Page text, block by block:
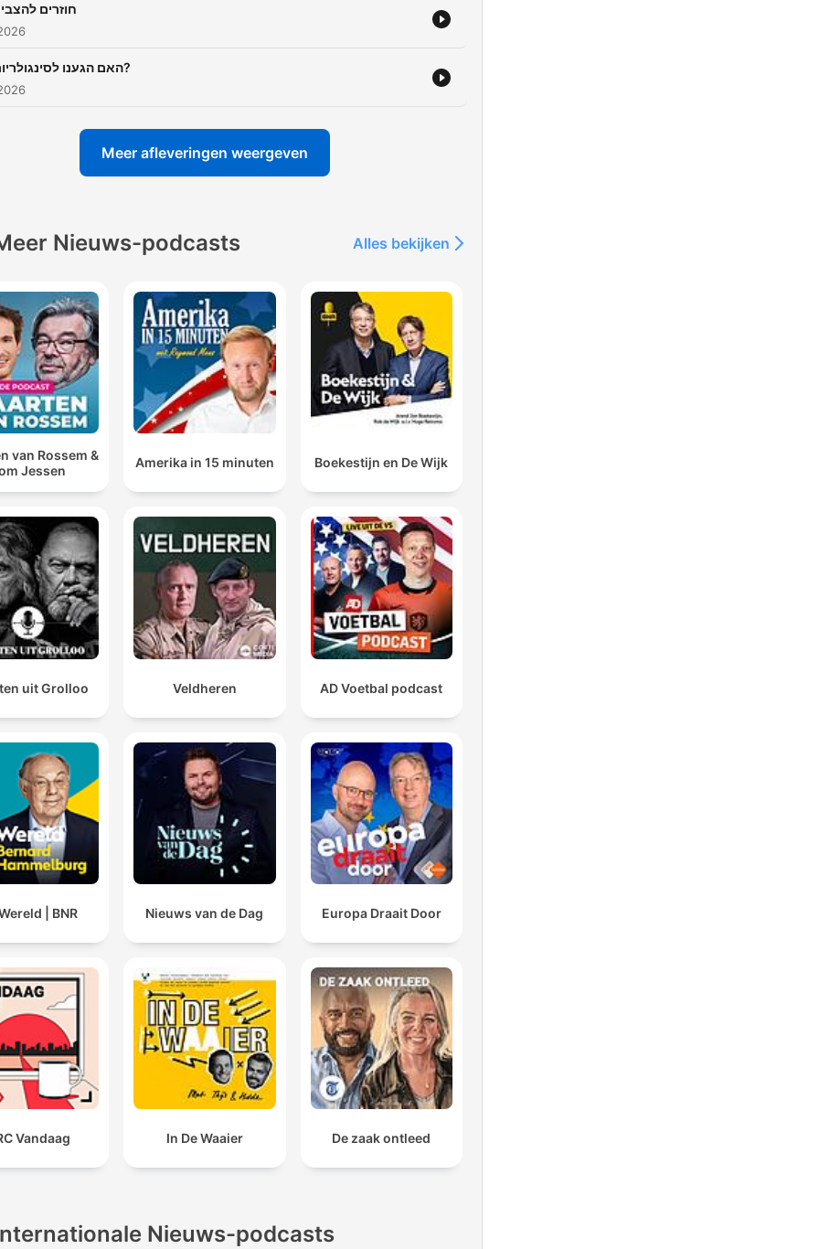
חוזרים
האם הגענו לסינגולריות?
Meer afleveringen weergeven
Nieuws-podcasts Alles bekijken
van Rossem &
Jessen
Amerika in 15 minuten Boekestijn en De Wijk
uit Grolloo Veldheren AD Voetbal podcast
| BNR Nieuws van de Dag Europa Draait Door
Vandaag In De Waaier De zaak ontleed
Nieuws-podcasts